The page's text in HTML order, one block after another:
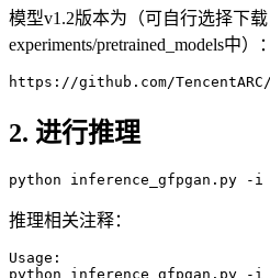
模型v1.2版本为（可自行选择下
experiments/pretrained_models中）：
https ://github.com/
2. 进行推理
python inference_gfpgan.py
推理相关注释：
Usage:
python inference_gfpgan.py